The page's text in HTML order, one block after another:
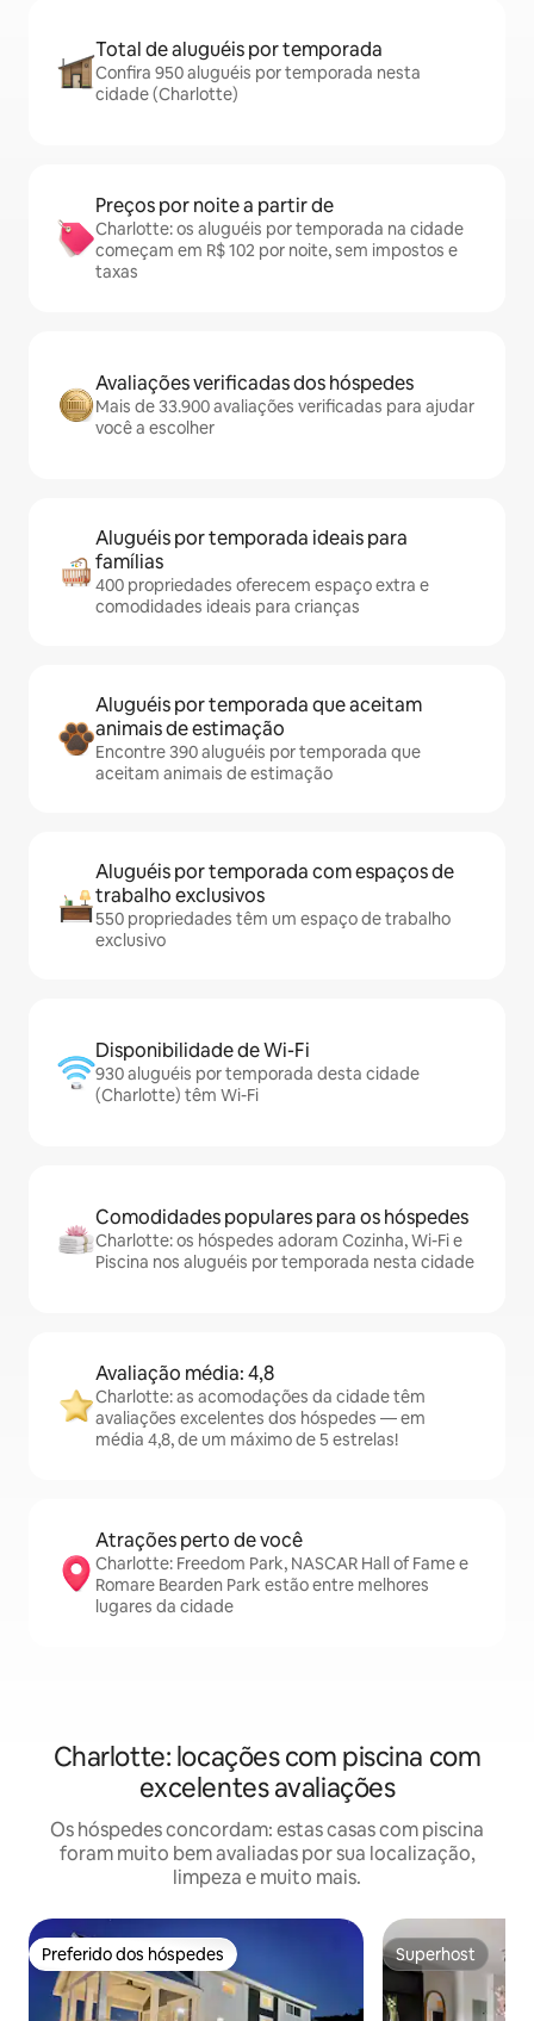
Total de aluguéis por temporada
Confira 950 aluguéis por temporada nesta
cidade (Charlotte)
Preços por noite a partir de
Charlotte: os aluguéis por temporada na cidade
começam em R$ 102 por noite, sem impostos e
taxas
Avaliações verificadas dos hóspedes
Mais de 33.900 avaliações verificadas para ajudar
você a escolher
Aluguéis por temporada ideais para
famílias
400 propriedades oferecem espaço extra e
comodidades ideais para crianças
Aluguéis por temporada que aceitam
animais de estimação
Encontre 390 aluguéis por temporada que
aceitam animais de estimação
Aluguéis por temporada com espaços de
trabalho exclusivos
550 propriedades têm um espaço de trabalho
exclusivo
Disponibilidade de Wi-Fi
930 aluguéis por temporada desta cidade
(Charlotte) têm Wi-Fi
Comodidades populares para os hóspedes
Charlotte: os hóspedes adoram Cozinha, Wi-Fi e
Piscina nos aluguéis por temporada nesta cidade
Avaliação média: 4,8
Charlotte: as acomodações da cidade têm
avaliações excelentes dos hóspedes — em
média 4,8, de um máximo de 5 estrelas!
Atrações perto de você
Charlotte: Freedom Park, NASCAR Hall of Fame e
Romare Bearden Park estão entre melhores
lugares da cidade
Charlotte: locações com piscina com
excelentes avaliações
Os hóspedes concordam: estas casas com piscina
foram muito bem avaliadas por sua localização,
limpeza e muito mais.
Preferido dos hóspedes
Preferido dos hóspedes Superhost
Superhost